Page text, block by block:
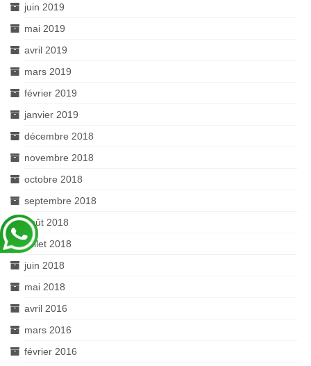
juin 2019
mai 2019
avril 2019
mars 2019
février 2019
janvier 2019
décembre 2018
novembre 2018
octobre 2018
septembre 2018
août 2018
juillet 2018
juin 2018
mai 2018
avril 2016
mars 2016
février 2016